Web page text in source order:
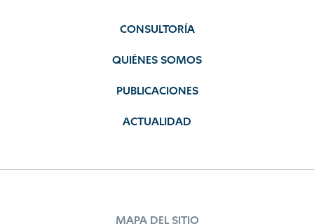
CONSULTORÍA
QUIÉNES SOMOS
PUBLICACIONES
ACTUALIDAD
MAPA DEL SITIO